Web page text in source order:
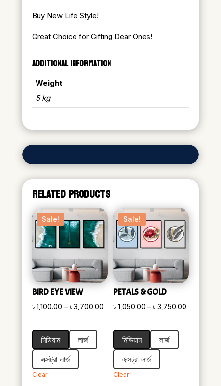
Buy New Life Style!
Great Choice for Gifting Dear Ones!
ADDITIONAL INFORMATION
Weight
5 kg
RELATED PRODUCTS
Sale!
BIRD EYE VIEW
৳ 1,100.00 – ৳ 3,700.00Price
৳ 1,100.00
through
৳ 3,700.00
মিডিয়াম
লার্জ
এক্সট্রা লার্জ
Clear
Sale!
PETALS & GOLD
৳1,050.00 – ৳3,750.00
মিডিয়াম
লার্জ
এক্সট্রা লার্জ
Clear